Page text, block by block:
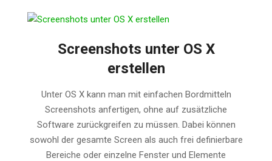
Screenshots unter OS X
erstellen
Unter OS X kann man mit einfachen Bordmitteln
Screenshots anfertigen, ohne auf zusätzliche
Software zurückgreifen zu müssen. Dabei können
sowohl der gesamte Screen als auch frei definierbare
Bereiche oder einzelne Fenster und Elemente